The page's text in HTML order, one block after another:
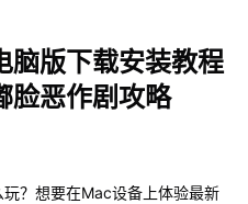
攻略
脑版下载安装教程
脸恶作剧攻略
？想要在Mac设备上体验最新